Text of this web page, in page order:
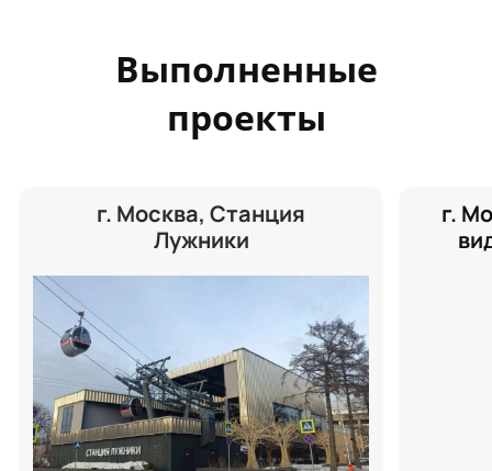
Выполненные
проекты
г. Москва, Станция
Лужники
г.